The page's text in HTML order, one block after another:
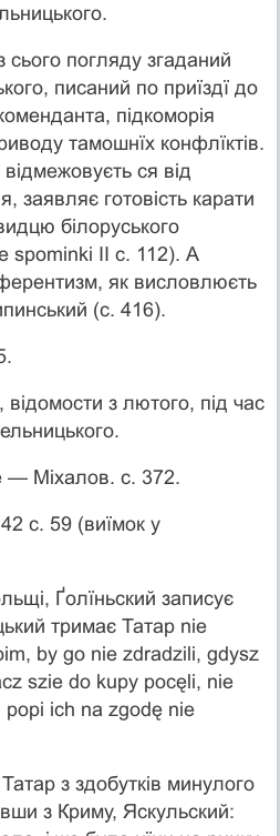
сього погляду згаданий
писаний по приїздї до
підкоморія
тамошнїх конфлїктів.
ся від
заявляє готовість карати
білоруського
spominki II с. 112). А
як висловлюєть
(с. 416).
з лютого, під час
— Міхалов. с. 372.
с. 59 (виїмок у
Ґолїньский записує
тримає Татар nie
by go nie zdradzili, gdysz
szie do kupy pocęli, nie
popi ich na zgodę nie
з здобутків минулого
з Криму, Яскульский: